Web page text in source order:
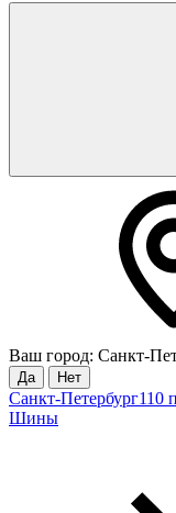
Ваш город: Санкт-
Да Нет
Санкт-Петербург110
Шины